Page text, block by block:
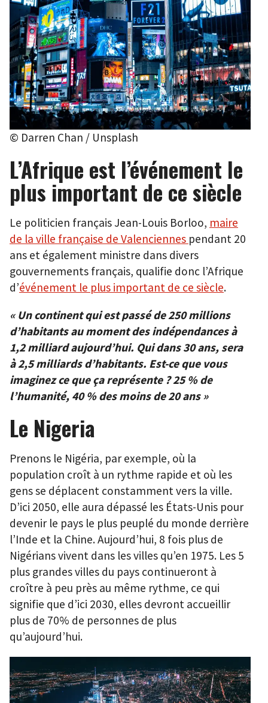
© Darren Chan / Unsplash
L’Afrique est l’événement le
plus important de ce siècle
Le politicien français Jean-Louis Borloo, maire
de la ville française de Valenciennes pendant 20
ans et également ministre dans divers
gouvernements français, qualifie donc l’Afrique
d’événement le plus important de ce siècle.
« Un continent qui est passé de 250 millions
d’habitants au moment des indépendances à
1,2 milliard aujourd’hui. Qui dans 30 ans, sera
à 2,5 milliards d’habitants. Est-ce que vous
imaginez ce que ça représente ? 25 % de
l’humanité, 40 % des moins de 20 ans »
Le Nigeria
Prenons le Nigéria, par exemple, où la
population croît à un rythme rapide et où les
gens se déplacent constamment vers la ville.
D’ici 2050, elle aura dépassé les États-Unis pour
devenir le pays le plus peuplé du monde derrière
l’Inde et la Chine. Aujourd’hui, 8 fois plus de
Nigérians vivent dans les villes qu’en 1975. Les 5
plus grandes villes du pays continueront à
croître à peu près au même rythme, ce qui
signifie que d’ici 2030, elles devront accueillir
plus de 70% de personnes de plus
qu’aujourd’hui.